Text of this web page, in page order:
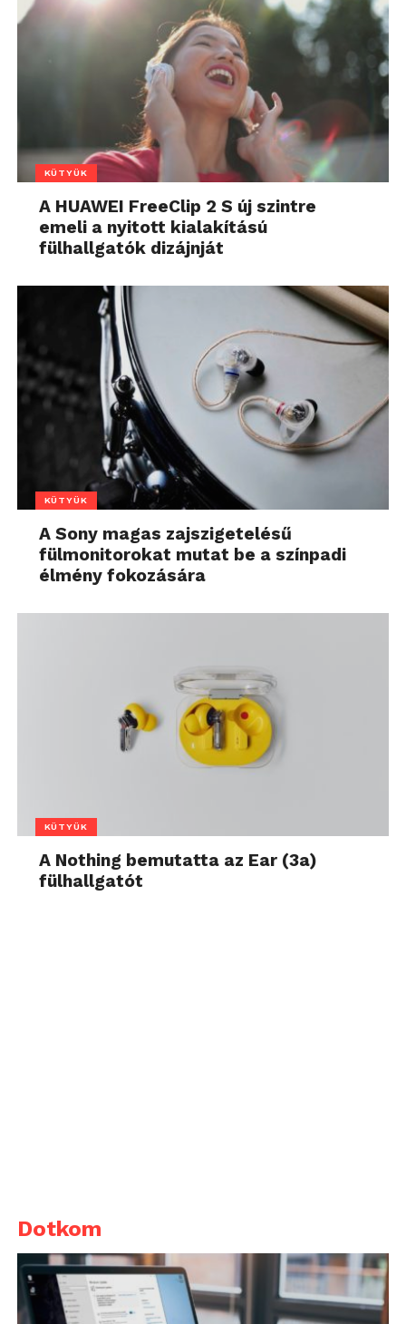
KÜTYÜK
A HUAWEI FreeClip 2 S új szintre
emeli a nyitott kialakítású
fülhallgatók dizájnját
KÜTYÜK
A Sony magas zajszigetelésű
fülmonitorokat mutat be a színpadi
élmény fokozására
KÜTYÜK
A Nothing bemutatta az Ear (3a)
fülhallgatót
Dotkom